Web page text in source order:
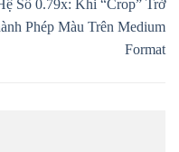
Số 0.79x: Khi “Crop” Trở
Phép Màu Trên Medium
Format